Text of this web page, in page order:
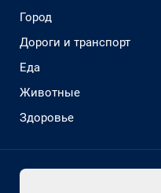
Город
Дороги и транспорт
Еда
Животные
Здоровье